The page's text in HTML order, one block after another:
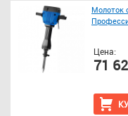
Молоток
Цена:
71